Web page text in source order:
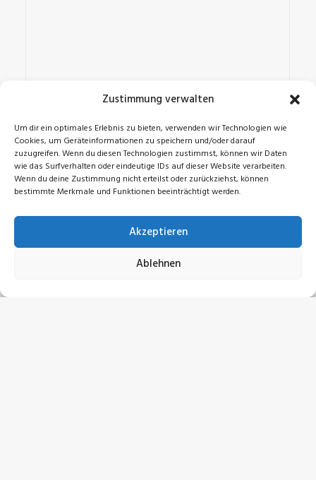
Zustimmung verwalten
Um dir ein optimales Erlebnis zu bieten, verwenden wir Technologien wie
Cookies, um Geräteinformationen zu speichern und/oder darauf
zuzugreifen. Wenn du diesen Technologien zustimmst, können wir Daten
wie das Surfverhalten oder eindeutige IDs auf dieser Website verarbeiten.
Wenn du deine Zustimmung nicht erteilst oder zurückziehst, können
bestimmte Merkmale und Funktionen beeinträchtigt werden.
Akzeptieren
Ablehnen